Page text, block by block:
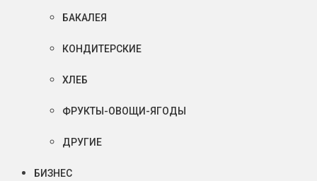
БАКАЛЕЯ
КОНДИТЕРСКИЕ
ХЛЕБ
ФРУКТЫ-ОВОЩИ-ЯГОДЫ
ДРУГИЕ
БИЗНЕС